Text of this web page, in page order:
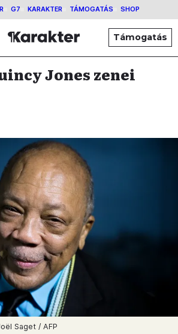
G7 KARAKTER TÁMOGATÁS SHOP
Támogatás
Jones zenei
Saget / AFP